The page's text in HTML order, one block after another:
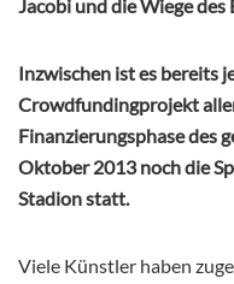
Jacobi und die Wiege des
Inzwischen ist es bereits
Crowdfundingprojekt
Finanzierungsphase des
Oktober 2013 noch die
Stadion statt.
Viele Künstler haben